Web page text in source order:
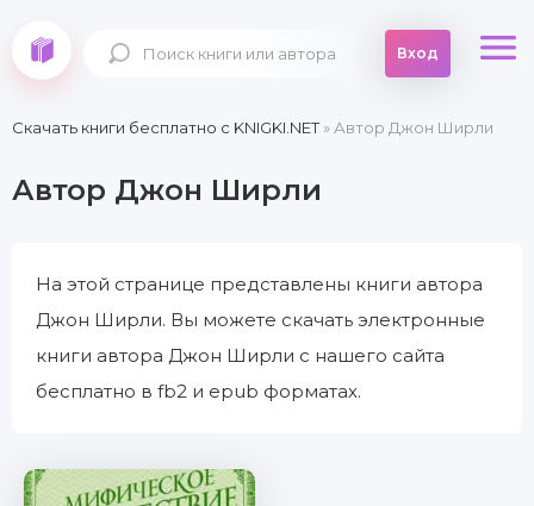
Вход
Скачать книги бесплатно c KNIGKI.NET» Автор Джон Ширли
Автор Джон Ширли
На этой странице представлены книги автора
Джон Ширли. Вы можете скачать электронные
книги автора Джон Ширли с нашего сайта
бесплатно в fb2 и epub форматах.